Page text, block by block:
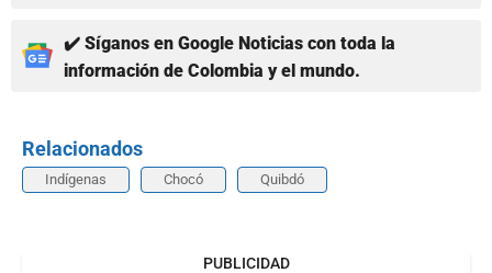
✔️ Síganos en Google Noticias con toda la
información de Colombia y el mundo.
Relacionados
Indígenas Chocó Quibdó
PUBLICIDAD